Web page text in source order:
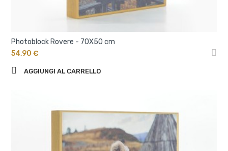
Photoblock Rovere - 70X50 cm
54,90 €
AGGIUNGI AL CARRELLO